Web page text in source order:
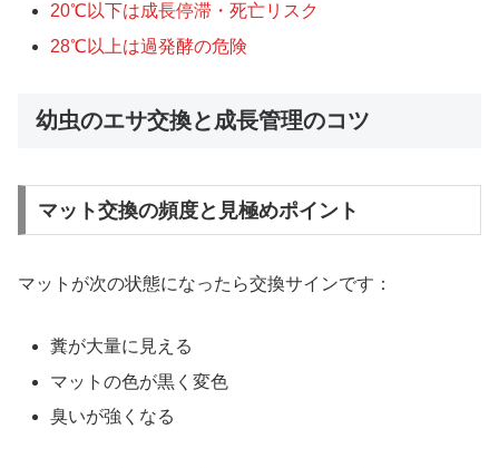
20℃以下は成長停滞・死亡リスク
28℃以上は過発酵の危険
幼虫のエサ交換と成長管理のコツ
マット交換の頻度と見極めポイント
マットが次の状態になったら交換サインです：
糞が大量に見える
マットの色が黒く変色
臭いが強くなる